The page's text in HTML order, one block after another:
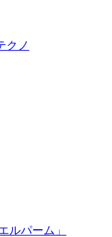
ルパーム」